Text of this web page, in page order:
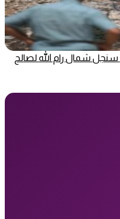
شمال رام الله لصالح